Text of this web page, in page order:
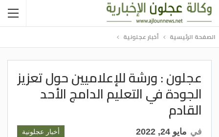
الصفحة الرئيسية أخبار عجلونية
عجلون : ورشة للإعلاميين حول تعزيز
الجودة في التعليم الدامج الأحد
القادم
أخبار عجلونية في مايو 24, 2022